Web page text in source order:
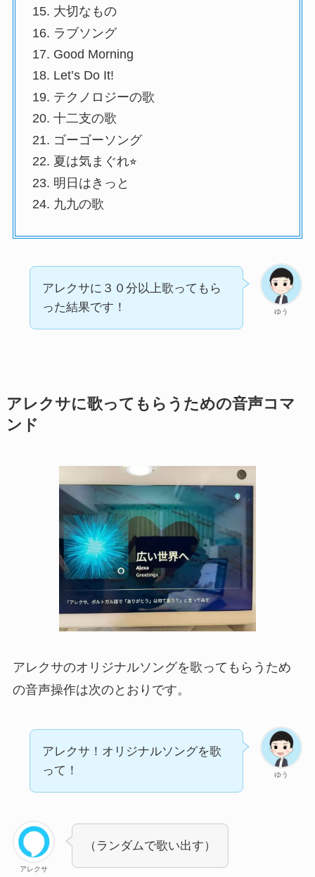
大切なもの
ラブソング
Good Morning
Let’s Do It!
テクノロジーの歌
十二支の歌
ゴーゴーソング
夏は気まぐれ⭐︎
明日はきっと
九九の歌
ゆう
アレクサに３０分以上歌ってもら
った結果です！
アレクサに歌ってもらうための音声コマ
ンド
アレクサのオリジナルソングを歌ってもらうため
の音声操作は次のとおりです。
ゆう
アレクサ！オリジナルソングを歌
って！
アレクサ
（ランダムで歌い出す）